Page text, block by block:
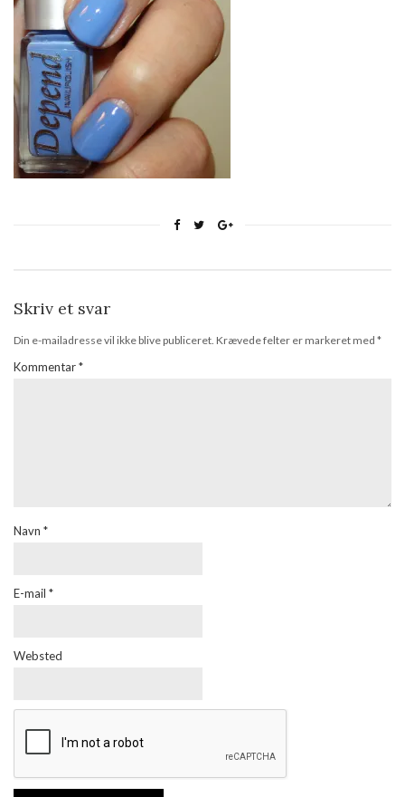
Skriv et svar
Din e-mailadresse vil ikke blive publiceret. Krævede felter er markeret med *
Kommentar*
Navn *
E-mail *
Websted